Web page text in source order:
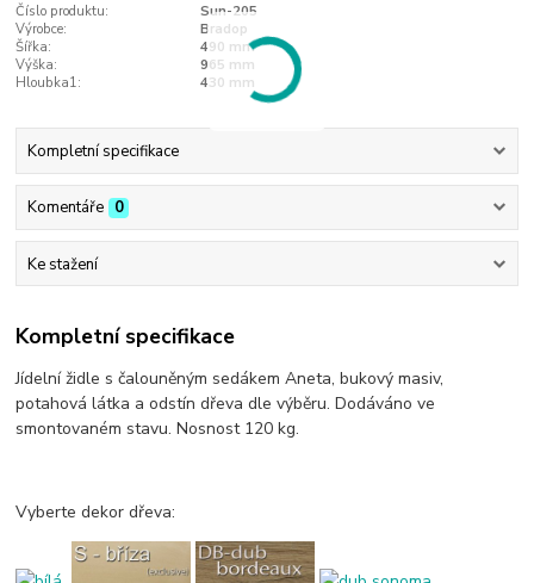
Číslo produktu:
Sun-205
Výrobce:
Bradop
Šířka:
490 mm
Výška:
965 mm
Hloubka1:
430 mm
Kompletní specifikace
Komentáře 0
Ke stažení
Kompletní specifikace
Jídelní židle s čalouněným sedákem Aneta, bukový masiv,
potahová látka a odstín dřeva dle výběru. Dodáváno ve
smontovaném stavu. Nosnost 120 kg.
Vyberte dekor dřeva: